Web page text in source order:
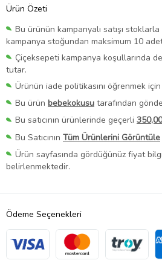
Ürün Özeti
Bu ürünün kampanyalı satışı stoklarla
kampanya stoğundan maksimum 10
Çiçeksepeti kampanya koşullarında
tutar.
Ürünün iade politikasını öğrenmek için
Bu ürün bebekokusu tarafından
Bu satıcının ürünlerinde geçerli
Bu Satıcının Tüm Ürünlerini Görüntüle
Ürün sayfasında gördüğünüz fiyat
belirlenmektedir.
Ödeme Seçenekleri